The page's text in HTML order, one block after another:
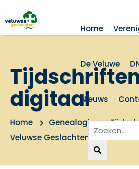
Home
De Veluwe
Nieuws
Tijdschriften
digitaal
Home Genealogie
Veluwse Geslachten 2005